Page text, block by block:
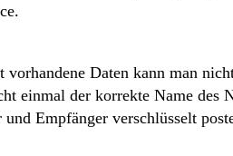
Daten kann man
der korrekte Name des
Empfänger verschlüsselt